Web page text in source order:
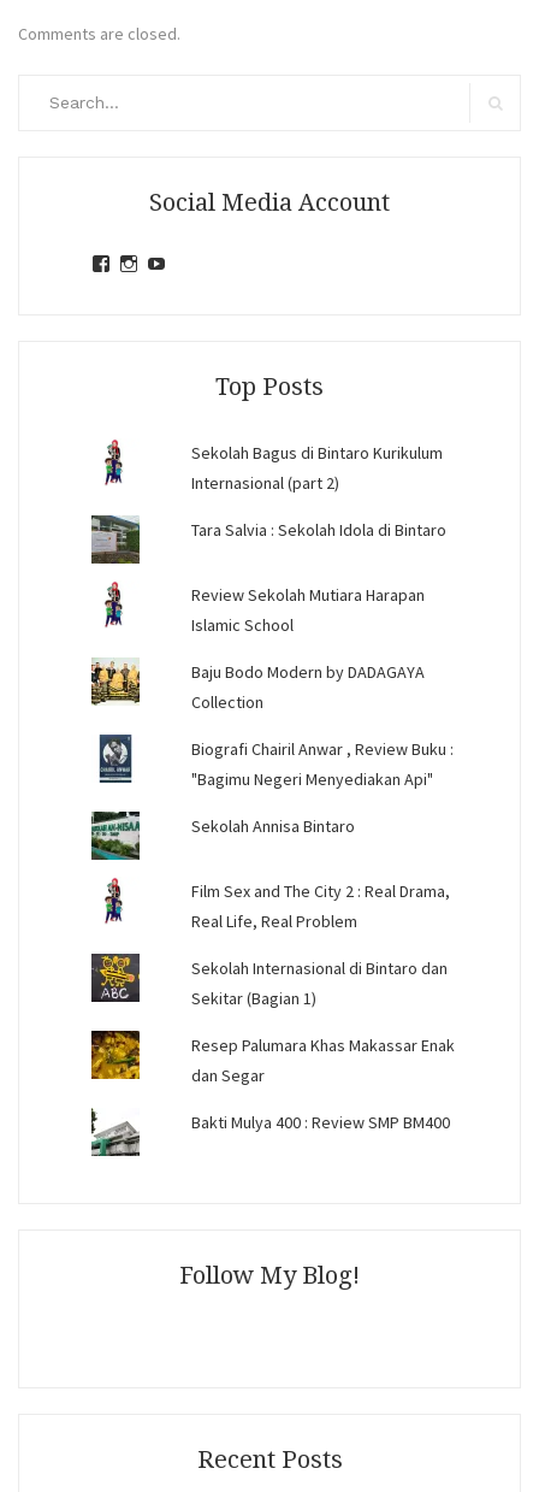
Comments are closed.
Social Media Account
ViewView
Top Posts
Sekolah Bagus di Bintaro Kurikulum
Internasional (part 2)
Tara Salvia : Sekolah Idola di Bintaro
Review Sekolah Mutiara Harapan
Islamic School
Baju Bodo Modern by DADAGAYA
Collection
Biografi Chairil Anwar , Review Buku :
"Bagimu Negeri Menyediakan Api"
Sekolah Annisa Bintaro
Film Sex and The City 2 : Real Drama,
Real Life, Real Problem
Sekolah Internasional di Bintaro dan
Sekitar (Bagian 1)
Resep Palumara Khas Makassar Enak
dan Segar
Bakti Mulya 400 : Review SMP BM400
Follow My Blog!
Recent Posts